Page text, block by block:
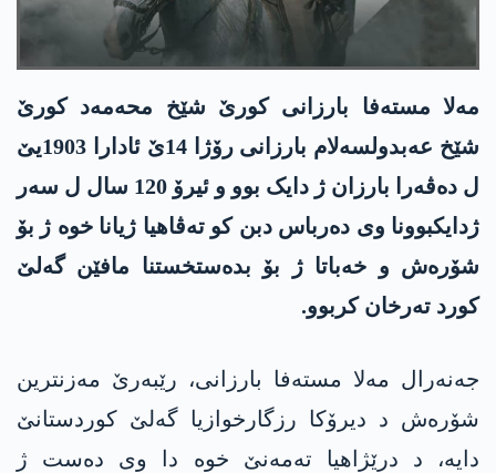
مەلا مستەفا بارزانی کورێ شێخ محەمەد کورێ
شێخ عەبدولسەلام بارزانی رۆژا 14ێ ئادارا 1903یێ
ل دەڤەرا بارزان ژ دایک بوو و ئیرۆ 120 سال ل سەر
ژدایکبوونا وی دەرباس دبن کو تەڤاھیا ژیانا خوە ژ بۆ
شۆرەش و خەباتا ژ بۆ بدەستخستنا مافێن گەلێ
کورد تەرخان کربوو.
جەنەرال مەلا مستەفا بارزانی، رێبەرێ مەزنترین
شۆرەش د دیرۆکا رزگارخوازیا گەلێ کوردستانێ
دایە، د درێژاھیا تەمەنێ خوە دا وی دەست ژ